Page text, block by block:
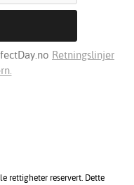
Retningslinjer
rettigheter reservert. Dette